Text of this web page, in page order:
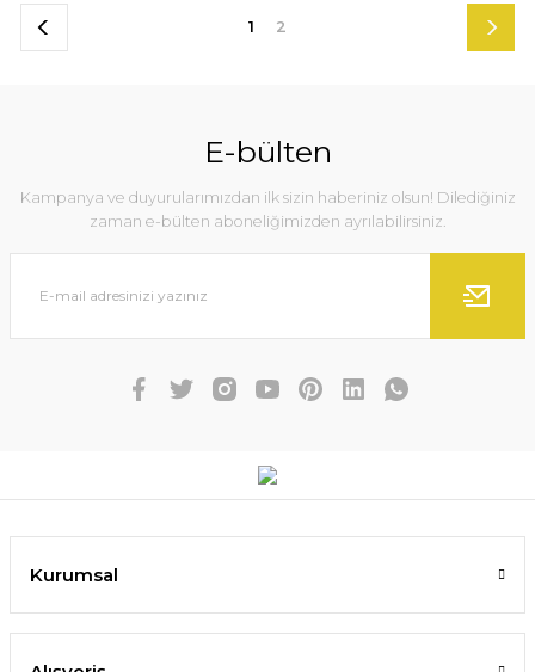
1 2
E-bülten
Kampanya ve duyurularımızdan ilk sizin haberiniz olsun! Dilediğiniz
zaman e-bülten aboneliğimizden ayrılabilirsiniz.
Kurumsal